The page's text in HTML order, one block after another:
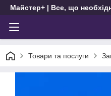
Майстер+ | Все, що
Товари та послуги